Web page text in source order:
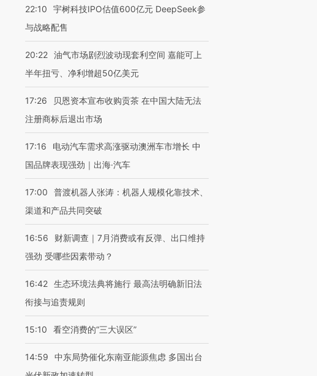
22:10
宇树科技IPO估值600亿元 DeepSeek参
与战略配售
20:22 油气市场剧烈波动现套利空间 嘉能可上
半年扭亏、净利增超50亿美元
17:26
贝恩资本宣布收购贡茶 在中国大陆无法
注册商标后退出市场
17:16
电动汽车需求高涨驱动澳洲车市增长 中
国品牌表现强劲｜出海·汽车
17:00
普渡机器人张涛：机器人规模化靠技术、
渠道和产品共同突破
16:56
财新调查｜7月消费或有反弹、出口维持
强劲 受哪些因素带动？
16:42 生态环境法典将施行 最高法明确新旧法
衔接与追责规则
15:10 看空消费的“三大误区”
14:59
中东局势催化东南亚能源焦虑 多国出台